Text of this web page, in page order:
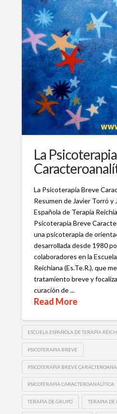
La
La Psicoterapia Breve
Resumen de Javier Torró
Española de Terapia
Psicoterapia Breve
una psicoterapia de
desarrollada desde 1980
colaboradores en la
Reichiana (Es.Te.R.), que
tratamiento breve y
curación de ...
Read More
ESCUELA ESPAÑOLA DE TERAPIA
PSICOTERAPIA BREVE
PSICOTERAPIA BREVE
PSICOTERAPIA CARACTEROANALÍTICA
TERAPIA DE GRUPO TERAPIA DE